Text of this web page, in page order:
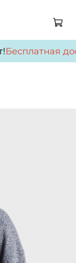
Бесплатная